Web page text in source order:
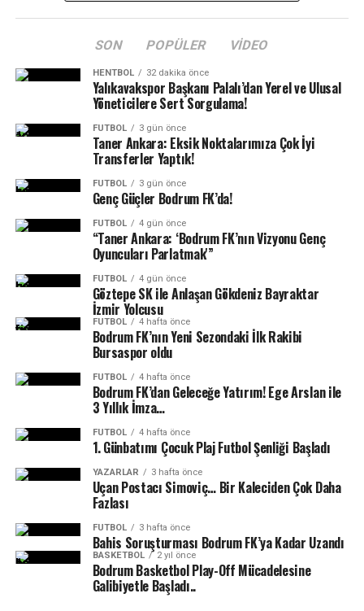
Mandalinci’nin öncülüğünde sürdürülen kursların
vatandaşlardan yoğun ilgi gördüğünü ifade etti. Havuzun
belediye personeli tarafından düzenli olarak
temizlendiğini, hijyen koşullarının titizlikle sağlandığını
aktaran Eroğlu, havuz suyunun her ay akredite bir firma
tarafından analiz edildiğini ve sonuçların bekleme
salonundaki panoda vatandaşların bilgisine
sunulduğunu kaydetti.
Çocuklardan Kurslara Tam Not
Kursa katılan çocuklar, eğitimlerden büyük memnuniyet
duyduklarını, eğitmenleri ve arkadaşlarıyla keyifli vakit
geçirdiklerini belirtti. Çocuklar, kurs sayesinde yüzmeyi
daha iyi öğrendiklerini, öğrendiklerini kardeşleriyle de
paylaştıklarını ve kendilerine bu imkanın
sunulmasından dolayı mutlu olduklarını ifade ederek
eğitmenlerine ve Bodrum Belediye Başkanı Tamer
Mandalinci’ye teşekkür etti.
Bodrum Belediyesi, çocukların sporla iç içe büyümesini
destekleyen sosyal belediyecilik anlayışıyla her çocuğun
nitelikli ve güvenli eğitim olanaklarına erişebilmesi için
çalışmalarını kararlılıkla sürdürüyor.
Portekiz Turu için yola çıktı.
-Muğla Büyükşehir Belediyesi Kıta Bisiklet
Takımı Portekiz’de gerçekleştirilecek olan 49. Portekiz
turunda pedal çevirecek. Dünyanın önde gelen bisiklet
takımlarıyla mücadele edecek Muğlalı sporcular, hem
kürsü hedefiyle pedal çevirecek hem de Muğla ile
Türkiye’yi uluslararası arenada temsil edecek.
Dünyanın En İyi Takımlarıyla Aynı
Parkurda
Yedi sporcu ve dört teknik ekipten oluşan Muğla
Büyükşehir Belediyesi Kıta Bisiklet Takımı, Avrupa’nın
en prestijli organizasyonlarından biri olarak gösterilen
49. Portekiz Turu’nda mücadele edecek. Lizbon’dan
başlayacak ve üç gün sürecek yarışta sporcular, her gün
188 kilometrelik zorlu etaplarda finişe ulaşmak için ter
SON POPÜLER VIDEO
HENTBOL 32 dakika önce
Yalıkavakspor Başkanı Palalı’dan Yerel ve Ulusal
Yöneticilere Sert Sorgulama!
FUTBOL 3 gün önce
Taner Ankara: Eksik Noktalarımıza Çok İyi
Transferler Yaptık!
FUTBOL 3 gün önce
Genç Güçler Bodrum FK’da!
FUTBOL 4 gün önce
“Taner Ankara: ‘Bodrum FK’nın Vizyonu Genç
Oyuncuları Parlatmak'”
FUTBOL 4 gün önce
Göztepe SK ile Anlaşan Gökdeniz Bayraktar
İzmir Yolcusu
FUTBOL 4 hafta önce
Bodrum FK’nın Yeni Sezondaki İlk Rakibi
Bursaspor oldu
FUTBOL 4 hafta önce
Bodrum FK’dan Geleceğe Yatırım! Ege Arslan ile
3 Yıllık İmza…
FUTBOL 4 hafta önce
1.⁠ ⁠Günbatımı Çocuk Plaj Futbol Şenliği Başladı
YAZARLAR 3 hafta önce
Uçan Postacı Simoviç… Bir Kaleciden Çok Daha
Fazlası
FUTBOL 3 hafta önce
Bahis Soruşturması Bodrum FK’ya Kadar Uzandı
BASKETBOL 2 yıl önce
Bodrum Basketbol Play-Off Mücadelesine
Galibiyetle Başladı..